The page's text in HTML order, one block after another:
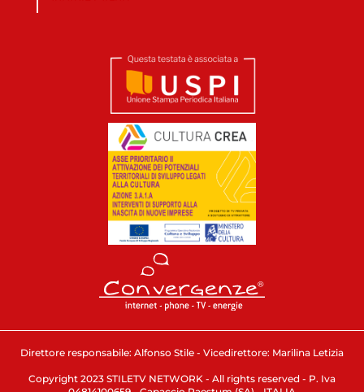
Direttore responsabile: Alfonso Stile - Vicedirettore: Marilina Letizia
Copyright 2023 STILETV NETWORK - All rights reserved - P. Iva